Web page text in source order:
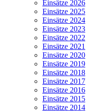
Einsätze 2026
Einsätze 2025
Einsätze 2024
Einsätze 2023
Einsätze 2022
Einsätze 2021
Einsätze 2020
Einsätze 2019
Einsätze 2018
Einsätze 2017
Einsätze 2016
Einsätze 2015
Einsätze 2014